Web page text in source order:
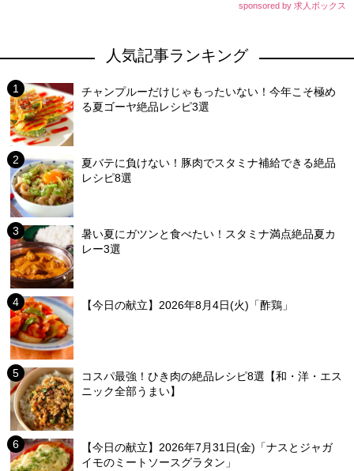
sponsored by 求人ボックス
人気記事ランキング
チャンプルーだけじゃもったいない！今年こそ極め
る夏ゴーヤ絶品レシピ3選
夏バテに負けない！豚肉でスタミナ補給できる絶品
レシピ8選
暑い夏にガツンと食べたい！スタミナ満点絶品夏カ
レー3選
【今日の献立】2026年8月4日(火)「酢鶏」
コスパ最強！ひき肉の絶品レシピ8選【和・洋・エス
ニック全部うまい】
【今日の献立】2026年7月31日(金)「ナスとジャガ
イモのミートソースグラタン」